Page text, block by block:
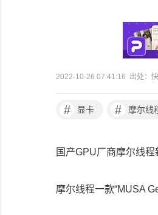
2022-10-26 07:41:16 出处：快
# 显卡 # 摩尔线
国产GPU厂商摩尔线程
摩尔线程一款“MUSA